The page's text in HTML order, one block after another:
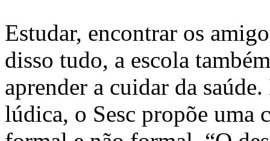
Estudar, encontrar os
disso tudo, a escola
aprender a cuidar da
lúdica, o Sesc propõe uma